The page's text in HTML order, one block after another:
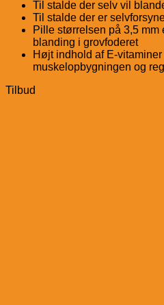
Til stalde der selv vil
Til stalde der er
Pille størrelsen på 3,5
blanding i grovfoderet
Højt indhold af E-
muskelopbygningen og
Tilbud